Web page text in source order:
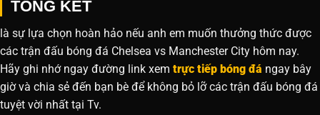
TỔNG KẾT
là sự lựa chọn hoàn hảo nếu anh em muốn thưởng thức được
các trận đấu bóng đá Chelsea vs Manchester City hôm nay.
Hãy ghi nhớ ngay đường link xem trực tiếp bóng đá ngay bây
giờ và chia sẻ đến bạn bè để không bỏ lỡ các trận đấu bóng đá
tuyệt vời nhất tại Tv.